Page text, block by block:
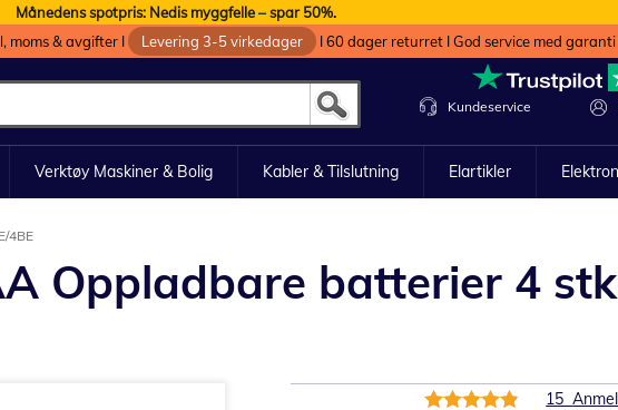
Månedens spotpris: Nedis myggfelle – spar 50%.
moms & avgifter I
Levering 3-5 virkedager I 60 dager returret I God service med garanti
Kundeservice
Verktøy Maskiner & Bolig Kabler & Tilslutning Elartikler
4BE
Oppladbare batterier 4
Rating:
15